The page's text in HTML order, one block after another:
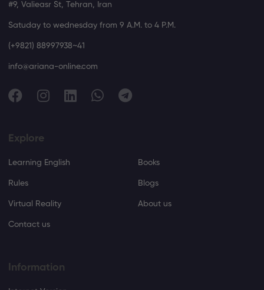
#9, Valieasr St, Tehran, Iran
Satuday to wednesday from 9 A.M. to 4 P.M.
(+9821) 88997938~41
info@ariana-online.com
Explore
Learning English Books
Rules Blogs
Virtual Reality About us
Contact us
Information